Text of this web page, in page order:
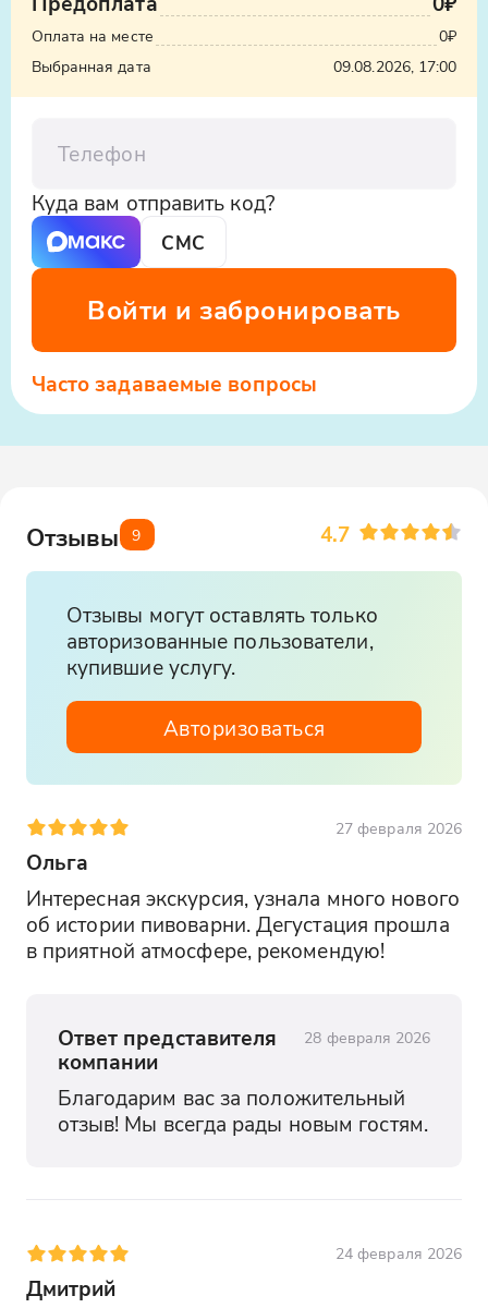
ООО «Яндекс.Такси», ИНН: 7704340310,
erid:5jtCeReNx12oajvEYHEZWY9
Оплата на месте
0₽
Выбранная дата
09.08.2026, 17:00
Куда вам отправить код?
СМС
Войти и забронировать
Часто задаваемые вопросы
Отзывы 9 4.7
Отзывы могут оставлять только
авторизованные пользователи,
купившие услугу.
Авторизоваться
27 февраля 2026
Ольга
Интересная экскурсия, узнала много нового
об истории пивоварни. Дегустация прошла
в приятной атмосфере, рекомендую!
Ответ представителя
компании
28 февраля 2026
Благодарим вас за положительный
отзыв! Мы всегда рады новым гостям.
24 февраля 2026
Дмитрий